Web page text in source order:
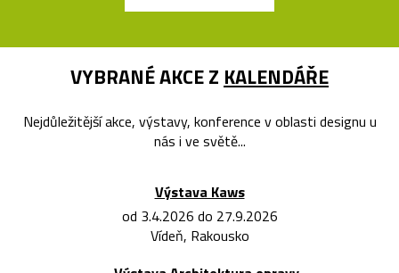
VYBRANÉ AKCE Z KALENDÁŘE
Nejdůležitější akce, výstavy, konference v oblasti designu u
nás i ve světě...
Výstava Kaws
od 3.4.2026 do 27.9.2026
Vídeň, Rakousko